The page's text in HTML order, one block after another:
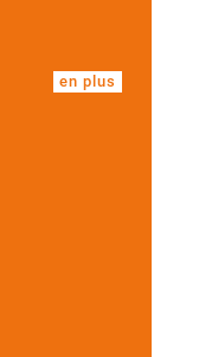
en plus